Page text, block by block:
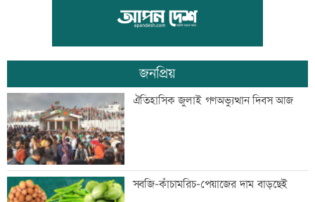
দরপত্র ছাড়াই ২০০ ইলেকট্রিক বাস কেনার
নীতিগত অনুমোদন
তনু হত্যার আসামি সাবেক সেনাসদস্য
হাফিজুরকে আত্মসমর্পণের নির্দেশ
দুদকের মামলায় ঢাকা ব্যাংকের ৪ কর্মকর্তার
কারাদণ্ড
জনপ্রিয়
ঐতিহাসিক জুলাই গণঅভ্যুত্থান দিবস আজ
সবজি-কাঁচামরিচ-পেয়াজের দাম বাড়ছেই